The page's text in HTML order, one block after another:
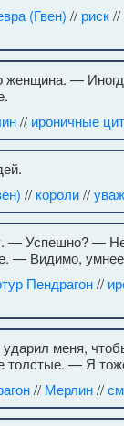
(Гвен) // риск//
женщина. —
// ироничные
// короли//
— Успешно? —
— Видимо,
Пендрагон//
меня,
толстые. — Я
// Мерлин//